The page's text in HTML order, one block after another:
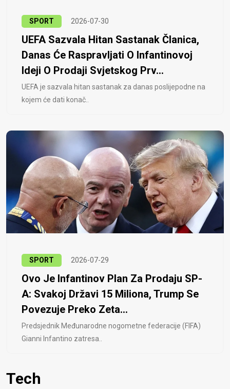
SPORT 2026-07-30
UEFA Sazvala Hitan Sastanak Članica,
Danas Će Raspravljati O Infantinovoj
Ideji O Prodaji Svjetskog Prv...
UEFA je sazvala hitan sastanak za danas poslijepodne na
kojem će dati konač..
SPORT 2026-07-29
Ovo Je Infantinov Plan Za Prodaju SP-
A: Svakoj Državi 15 Miliona, Trump Se
Povezuje Preko Zeta...
Predsjednik Međunarodne nogometne federacije (FIFA)
Gianni Infantino zatresa..
Tech